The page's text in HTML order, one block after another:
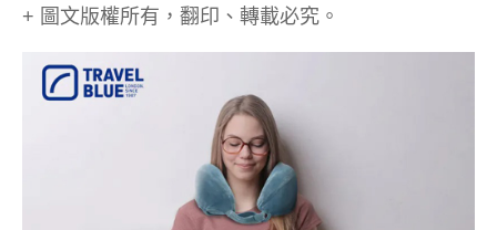
+ 圖文版權所有，翻印、轉載必究。